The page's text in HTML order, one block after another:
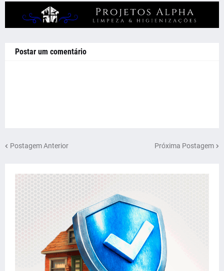
Postar um comentário
Postagem Anterior Próxima Postagem